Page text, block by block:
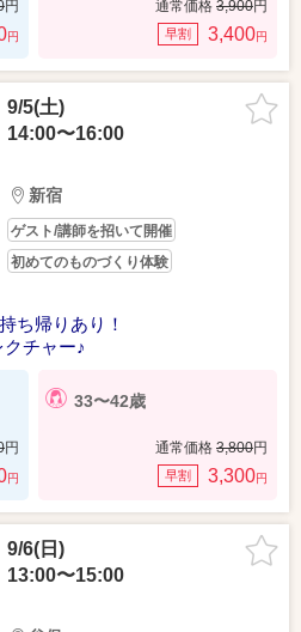
円
円
通常価格 3,900円
早割 3,400円
9/5(土)
14:00〜16:00
新宿
ゲスト/講師を招いて開催
初めてのものづくり体験
ち帰りあり！
チャー♪
円
円
33〜42歳
通常価格 3,800円
早割 3,300円
9/6(日)
13:00〜15:00